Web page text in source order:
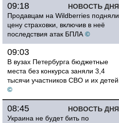
НОВОСТЬ ДНЯ
09:18
Продавцам на Wildberries подняли
цену страховки, включив в неё
последствия атак БПЛА ©
09:03
В вузах Петербурга бюджетные
места без конкурса заняли 3,4
тысячи участников СВО и их детей
©
НОВОСТЬ ДНЯ
08:45
Украина не будет бить по